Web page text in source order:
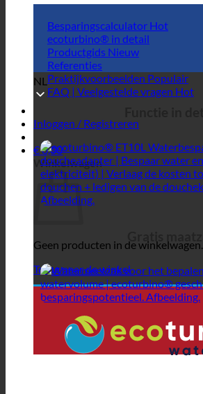
NL
Inloggen / Registreren
€0,00
Winkelwagen
Geen producten in de winkelwagen.
Terug naar de winkel
Besparingscalculator
ecoturbino® in detail
Productgids
Referenties
Praktijkvoorbeelden
FAQ | Veelgestelde vragen